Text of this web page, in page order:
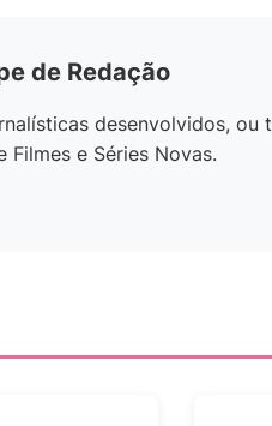
de Redação
desenvolvidos, ou
Filmes e Séries Novas.